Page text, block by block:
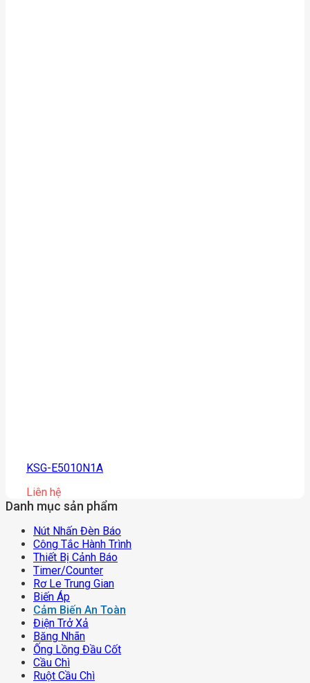
KSG-E5010N1A
Liên hệ
Danh mục sản phẩm
Nút Nhấn Đèn Báo
Công Tắc Hành Trình
Thiết Bị Cảnh Báo
Timer/counter
Rơ Le Trung Gian
Biến Áp
Cảm Biến An Toàn
Điện Trở Xả
Băng Nhãn
Ống Lồng Đầu Cốt
Cầu Chì
Ruột Cầu Chì